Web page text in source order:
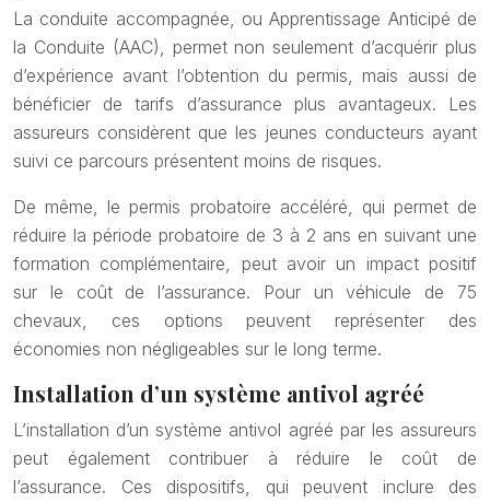
La conduite accompagnée, ou Apprentissage Anticipé de
la Conduite (AAC), permet non seulement d’acquérir plus
d’expérience avant l’obtention du permis, mais aussi de
bénéficier de tarifs d’assurance plus avantageux. Les
assureurs considèrent que les jeunes conducteurs ayant
suivi ce parcours présentent moins de risques.
De même, le permis probatoire accéléré, qui permet de
réduire la période probatoire de 3 à 2 ans en suivant une
formation complémentaire, peut avoir un impact positif
sur le coût de l’assurance. Pour un véhicule de 75
chevaux, ces options peuvent représenter des
économies non négligeables sur le long terme.
Installation d’un système antivol agréé
L’installation d’un système antivol agréé par les assureurs
peut également contribuer à réduire le coût de
l’assurance. Ces dispositifs, qui peuvent inclure des